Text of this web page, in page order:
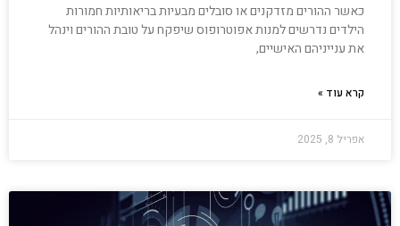
כאשר ההורים מזדקנים או סובלים מבעיות בריאותיות חמורות
הילדים נדרשים למנות אפוטרופוס שיפקח על טובת ההורים וינהל
את ענייניהם האישיים,
קרא עוד »
אפריל 8, 2025